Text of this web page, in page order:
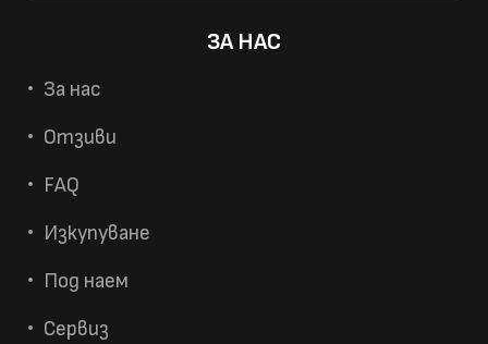
ЗА НАС
За нас
Отзиви
FAQ
Изкупуване
Под наем
Сервиз